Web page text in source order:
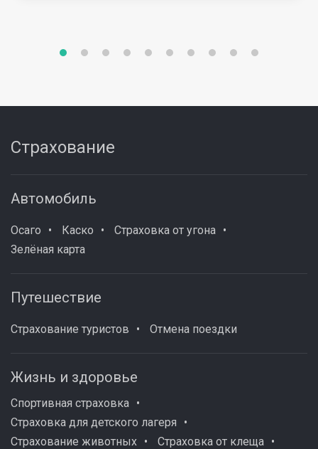
Страхование
Автомобиль
Осаго Каско
Страховка от угона
Зелёная карта
Путешествие
Страхование туристов Отмена поездки
Жизнь и здоровье
Спортивная страховка
Страховка для детского лагеря
Страхование животных
Страховка от клеща